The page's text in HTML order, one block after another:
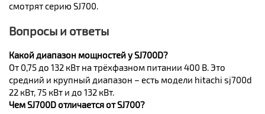
смотрят серию SJ700.
Вопросы и ответы
Какой диапазон мощностей у SJ700D?
От 0,75 до 132 кВт на трёхфазном питании 400 В. Это
средний и крупный диапазон – есть модели hitachi sj700d
22 кВт, 75 кВт и до 132 кВт.
Чем SJ700D отличается от SJ700?